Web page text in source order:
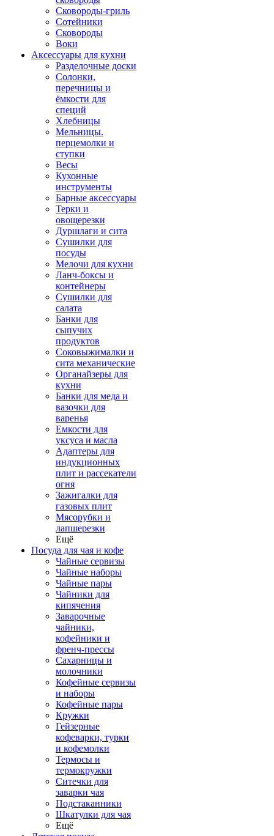
Сковороды-гриль
Сотейники
Сковороды
Воки
Аксессуары для кухни
Разделочные доски
Солонки,
перечницы и
ёмкости для
специй
Хлебницы
Мельницы.
перцемолки и
ступки
Весы
Кухонные
инструменты
Барные аксессуары
Терки и
овощерезки
Дуршлаги и сита
Сушилки для
посуды
Мелочи для кухни
Ланч-боксы и
контейнеры
Сушилки для
салата
Банки для
сыпучих
продуктов
Соковыжималки и
сита механические
Органайзеры для
кухни
Банки для меда и
вазочки для
варенья
Емкости для
уксуса и масла
Адаптеры для
индукционных
плит и рассекатели
огня
Зажигалки для
газовых плит
Мясорубки и
лапшерезки
Ещё
Посуда для чая и кофе
Чайные сервизы
Чайные наборы
Чайные пары
Чайники для
кипячения
Заварочные
чайники,
кофейники и
френч-прессы
Сахарницы и
молочники
Кофейные сервизы
и наборы
Кофейные пары
Кружки
Гейзерные
кофеварки, турки
и кофемолки
Термосы и
термокружки
Ситечки для
заварки чая
Подстаканники
Шкатулки для чая
Ещё